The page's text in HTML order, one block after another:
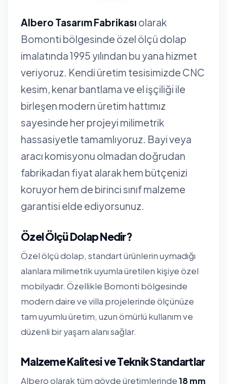
Albero Tasarım Fabrikası olarak
Bomonti bölgesinde özel ölçü dolap
imalatında 1995 yılından bu yana hizmet
veriyoruz. Kendi üretim tesisimizde CNC
kesim, kenar bantlama ve el işçiliği ile
birleşen modern üretim hattımız
sayesinde her projeyi milimetrik
hassasiyetle tamamlıyoruz. Bayi veya
aracı komisyonu olmadan doğrudan
fabrikadan fiyat alarak hem bütçenizi
koruyor hem de birinci sınıf malzeme
garantisi elde ediyorsunuz.
Özel Ölçü Dolap Nedir?
Özel ölçü dolap, standart ürünlerin uymadığı
alanlara milimetrik uyumla üretilen kişiye özel
mobilyadır. Özellikle Bomonti bölgesinde
modern daire ve villa projelerinde ölçünüze
tam uyumlu üretim, uzun ömürlü kullanım ve
düzenli bir yaşam alanı sağlar.
Malzeme Kalitesi ve Teknik Standartlar
Albero olarak tüm gövde üretimlerinde18 mm